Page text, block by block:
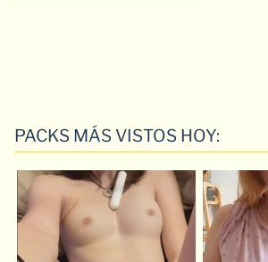
PACKS MÁS VISTOS HOY: